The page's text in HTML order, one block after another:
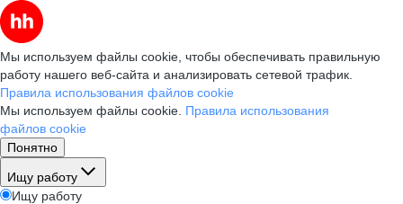
Мы используем файлы cookie, чтобы обеспечивать правильную
работу нашего веб-сайта и анализировать сетевой трафик.
Правила использования файлов cookie
Мы используем файлы cookie. Правила использования
файлов cookie
Понятно
Ищу работу
Ищу работу